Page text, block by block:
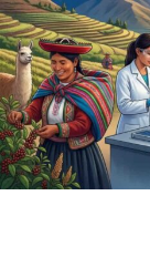
Saltar
al
contenido